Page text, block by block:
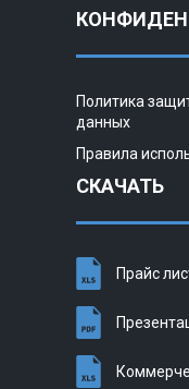
Политика
данных
Правила
СКАЧАТЬ
Прайс